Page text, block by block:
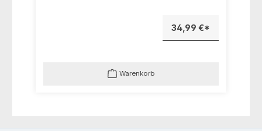
34,99 €*
Warenkorb